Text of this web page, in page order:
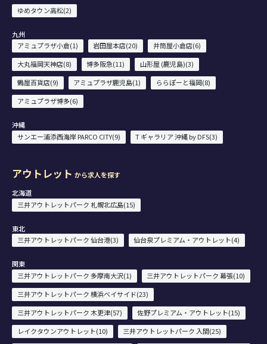
ゆめタウン高松(2)
九州
アミュプラザ小倉(1)
岩田屋本店(20)
井筒屋小倉店(6)
大丸福岡天神店(8)
博多阪急(11)
山形屋 (鹿児島)(3)
鶴屋百貨店(9)
アミュプラザ鹿児島(1)
ららぽーと福岡(8)
アミュプラザ博多(6)
沖縄
サンエー浦添西海岸 PARCO CITY(9)
T ギャラリア 沖縄 by DFS(3)
アウトレット から求人を探す
北海道
三井アウトレットパーク 札幌北広島(15)
東北
三井アウトレットパーク 仙台港(3)
仙台泉プレミアム・アウトレット(4)
関東
三井アウトレットパーク 多摩南大沢(1)
三井アウトレットパーク 幕張(10)
三井アウトレットパーク 横浜ベイサイド(23)
三井アウトレットパーク 木更津(57)
佐野プレミアム・アウトレット(15)
レイクタウンアウトレット(10)
三井アウトレットパーク 入間(25)